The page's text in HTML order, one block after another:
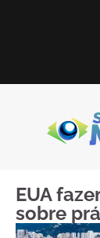
EUA
sobre